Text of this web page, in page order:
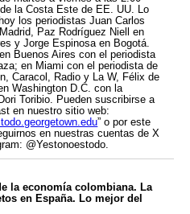
la Costa Este de EE. UU. Lo
los periodistas Juan Carlos
Paz Rodríguez Niell en
y Jorge Espinosa en Bogotá.
Buenos Aires con el periodista
en Miami con el periodista de
Caracol, Radio y La W, Félix de
Washington D.C. con la
Toribio. Pueden suscribirse a
en nuestro sitio web:
” o por este
en nuestras cuentas de X
@Yestonoestodo.
la economía colombiana. La
en España. Lo mejor del